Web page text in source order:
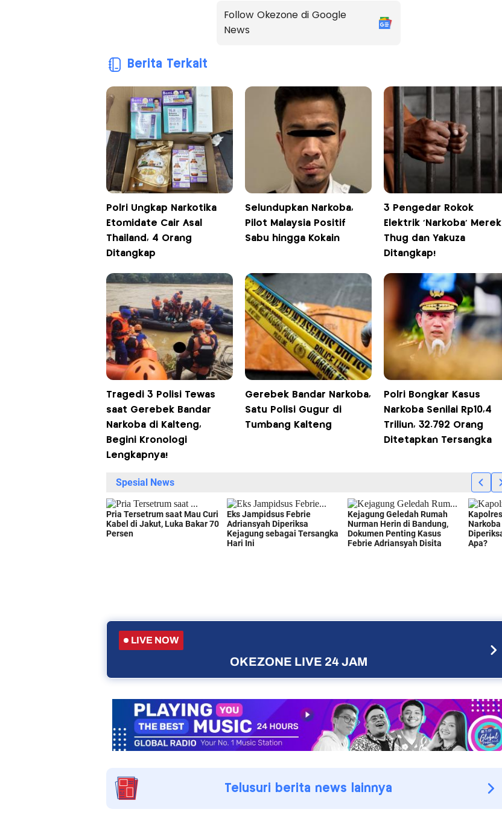
Follow Okezone di Google
News
Berita Terkait
Polri Ungkap Narkotika
Etomidate Cair Asal
Thailand, 4 Orang
Ditangkap
Selundupkan Narkoba,
Pilot Malaysia Positif
Sabu hingga Kokain
3 Pengedar Rokok
Elektrik 'Narkoba' Merek
Thug dan Yakuza
Ditangkap!
Tragedi 3 Polisi Tewas
saat Gerebek Bandar
Narkoba di Kalteng,
Begini Kronologi
Lengkapnya!
Gerebek Bandar Narkoba,
Satu Polisi Gugur di
Tumbang Kalteng
Polri Bongkar Kasus
Narkoba Senilai Rp10,4
Triliun, 32.792 Orang
Ditetapkan Tersangka
LIVE NOW
OKEZONE LIVE 24 JAM
Telusuri berita news lainnya